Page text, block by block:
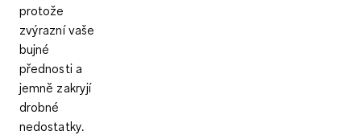
protože
zvýrazní vaše
bujné
přednosti a
jemně zakryjí
drobné
nedostatky.